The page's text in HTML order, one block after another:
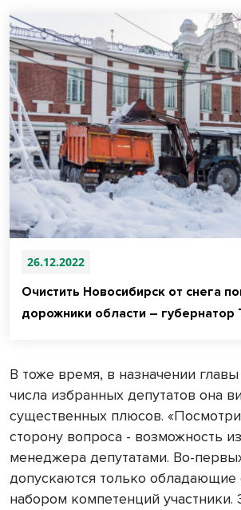
26.12.2022
Очистить Новосибирск от снега
дорожники области – губернатор
В тоже время, в назначении
числа избранных депутатов она
существенных плюсов.
сторону вопроса - возможность
менеджера депутатами. Во-
допускаются только
набором компетенций участники.